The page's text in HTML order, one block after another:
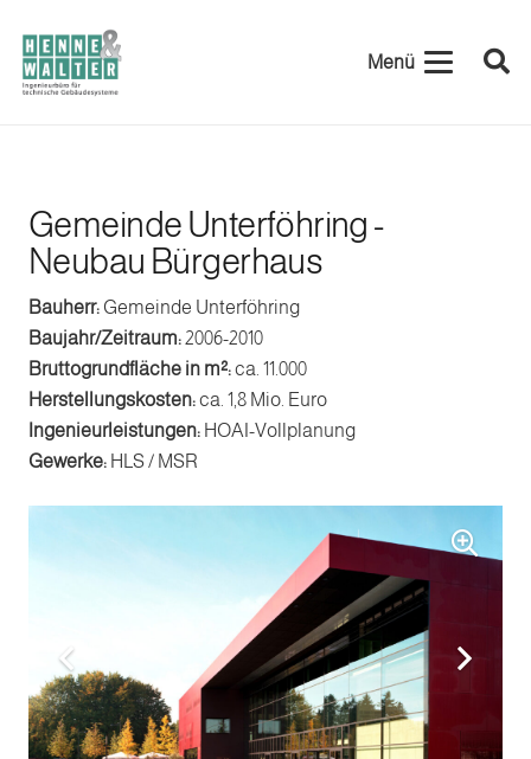
Menü
Gemeinde Unterföhring -
Neubau Bürgerhaus
Bauherr: Gemeinde Unterföhring
Baujahr/Zeitraum:2006-2010
Bruttogrundfläche in m²:ca. 11.000
Herstellungskosten:ca. 1,8 Mio. Euro
Ingenieurleistungen: HOAI-Vollplanung
Gewerke: HLS / MSR